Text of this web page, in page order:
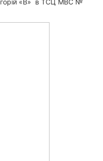
«B» в ТСЦ МВС №